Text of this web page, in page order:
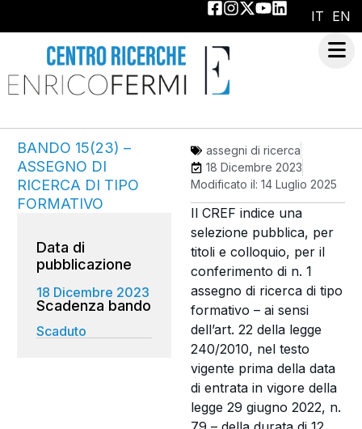
IT EN
BANDO 15(23) –
ASSEGNO DI
RICERCA DI TIPO
FORMATIVO
Data di
pubblicazione
18 Dicembre 2023
Scaduto
assegni di ricerca
18 Dicembre 2023
Modificato il: 14 Luglio 2025
Il CREF indice una
selezione pubblica, per
titoli e colloquio, per il
conferimento di n. 1
assegno di ricerca di tipo
formativo – ai sensi
dell’art. 22 della legge
240/2010, nel testo
vigente prima della data
di entrata in vigore della
legge 29 giugno 2022, n.